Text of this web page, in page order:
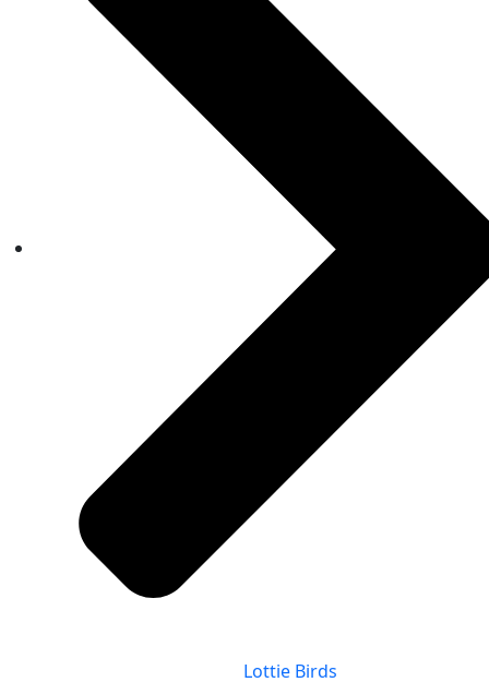
Lottie Birds